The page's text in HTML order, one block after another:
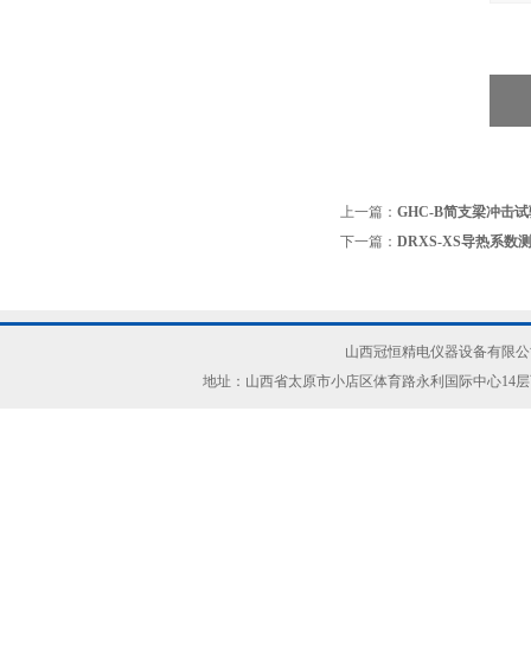
上一篇： GHC-B简支梁冲击
下一篇： DRXS-XS导热系数
山西冠恒精电仪器设备有限
地址：山西省太原市小店区体育路永利国际中心14